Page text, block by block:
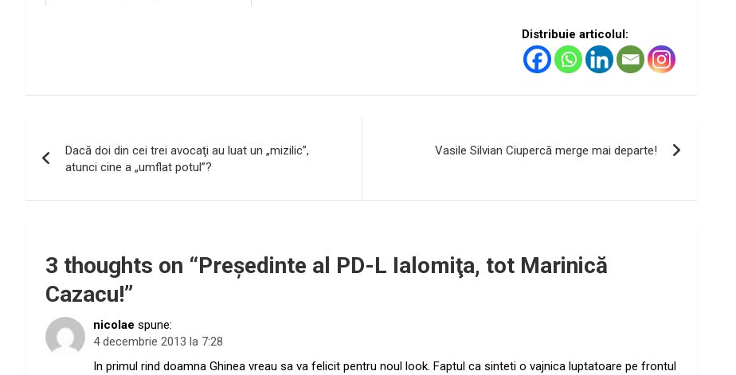
Distribuie articolul:
în
articole
Dacă doi din cei trei avocaţi au luat un „mizilic”,
atunci cine a „umflat potul”?
Vasile Silvian Ciupercă merge mai departe!
3 thoughts on “Preşedinte al PD-L Ialomiţa, tot Marinică
Cazacu!”
nicolae spune:
4 decembrie 2013 la 7:28
In primul rind doamna Ghinea vreau sa va felicit pentru noul look. Faptul ca sinteti o vajnica luptatoare pe frontul